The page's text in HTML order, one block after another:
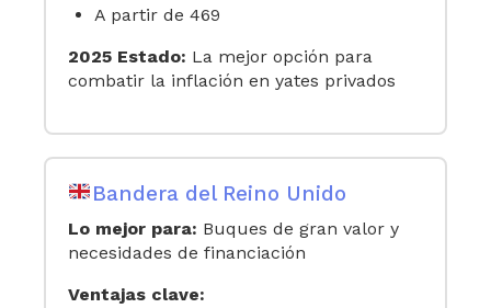
A partir de 469
2025 Estado: La mejor opción para
combatir la inflación en yates privados
Bandera del Reino Unido
Lo mejor para: Buques de gran valor y
necesidades de financiación
Ventajas clave: